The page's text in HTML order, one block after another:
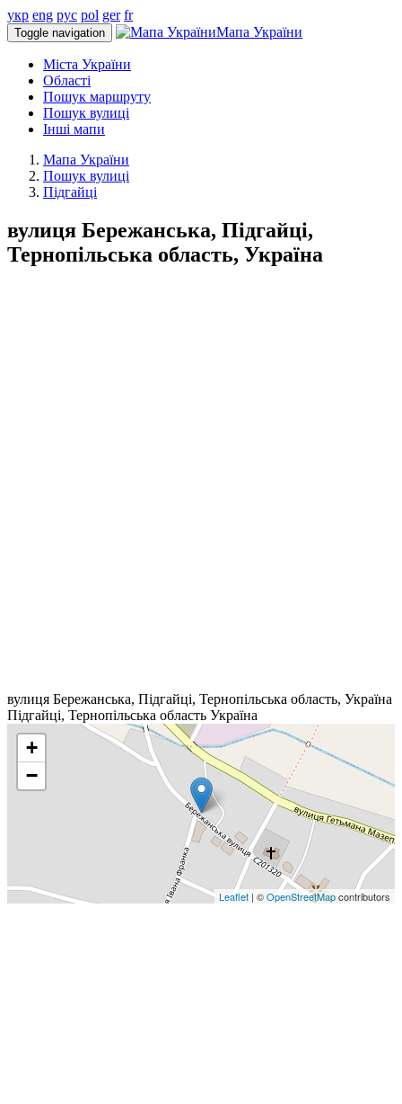
укр eng рус pol ger fr
Toggle navigation Мапа України
Міста України
Області
Пошук маршруту
Пошук вулиці
Інші мапи
Мапа України
Пошук вулиці
Підгайці
вулиця Бережанська, Підгайці,
Тернопільська область, Україна
вулиця Бережанська, Підгайці, Тернопільська область, Україна
Підгайці, Тернопільська область Україна
+
−
Leaflet | ©OpenStreetMapcontributors